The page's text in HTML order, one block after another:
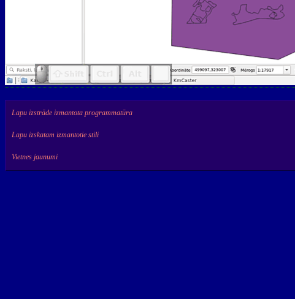
Lapu izstrāde izmantota programmatūra
Lapu izskatam izmantotie stili
Vietnes jaunumi